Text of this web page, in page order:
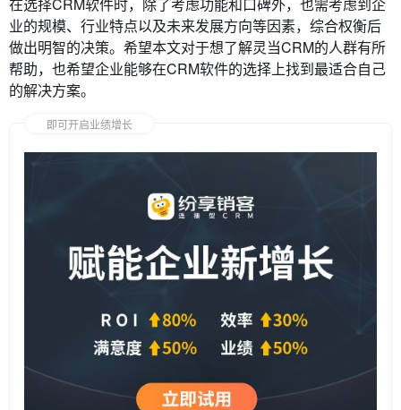
业的规模、行业特点以及未来发展方向等因素，综合权衡后
做出明智的决策。希望本文对于想了解灵当CRM的人群有所
帮助，也希望企业能够在CRM软件的选择上找到最适合自己
的解决方案。
即可开启业绩增长